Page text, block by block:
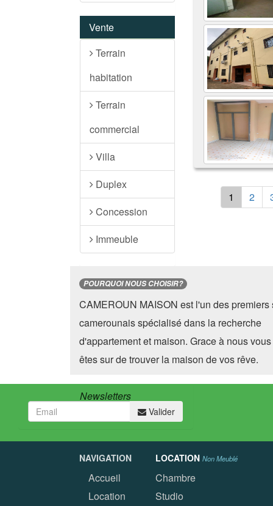
Vente
Terrain
habitation
Terrain
commercial
Villa
Duplex
Concession
Immeuble
1 2
POURQUOI NOUS CHOISIR?
CAMEROUN MAISON est l'un des premiers
camerounais spécialisé dans la recherche
d'appartement et maison. Grace à nous vous
êtes sur de trouver la maison de vos rêve.
Newsletters
Valider
NAVIGATION
Accueil
Location
LOCATION Non Meublé
Chambre
Studio